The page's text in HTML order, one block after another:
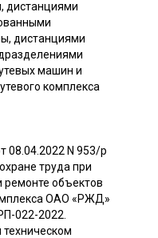
дистанциями
дистанциями
машин и
комплекса
N 953/р
труда при
ремонте объектов
ОАО «РЖД»
022-2022.
техническом